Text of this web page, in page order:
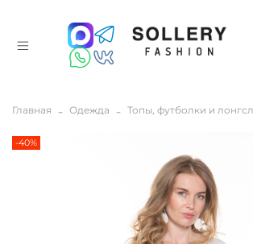
Главная Одежда Топы, футболки и
-40%